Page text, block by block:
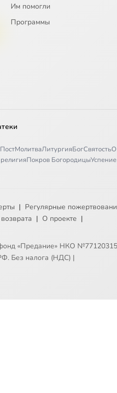
Им помогли
Программы
ПостМолитваЛитургияБогСвятостьО
Покров Богородицы
| Регулярные
| О проекте |
«Предание» НКО
Без налога (НДС) |